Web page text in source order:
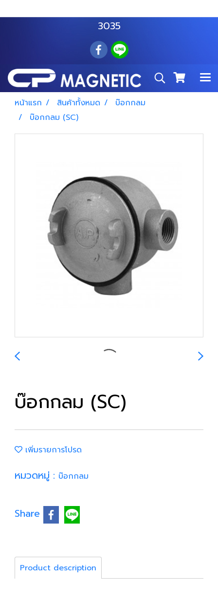
3035
หน้าแรก สินค้าทั้งหมด
บ๊อกกลม
บ๊อกกลม (SC)
บ๊อกกลม (SC)
เพิ่มรายการโปรด
หมวดหมู่ : บ๊อกกลม
Share
Product description